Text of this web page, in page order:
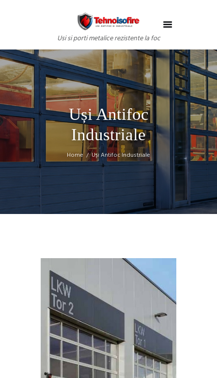
Usi si porti metalice rezistente la foc
Uși Antifoc
Industriale
Home Uși Antifoc Industriale